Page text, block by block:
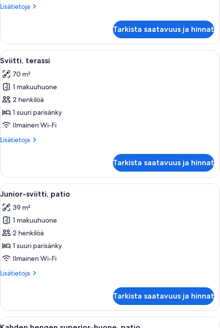
Lisätietoja
Lisätietoja
kylpyamme
Tarkista saatavuus ja hinnat
Avaa
kaikki
huonetyypin
Sviitti,
terassi
kuvat
Moderni makuuhuone, jossa on
10
Sviitti, terassi
70 m²
1 makuuhuone
2 henkilöä
1 suuri parisänky
Ilmainen Wi-Fi
Lisätietoja
Lisätietoja
Tarkista saatavuus ja hinnat
Avaa
kaikki
huonetyypin
Junior-
sviitti,
patio
kuvat
Hotellihuone, jossa on sänky,
10
Junior-sviitti, patio
39 m²
1 makuuhuone
2 henkilöä
1 suuri parisänky
Ilmainen Wi-Fi
Lisätietoja
Lisätietoja
patio
Tarkista saatavuus ja hinnat
Avaa
Kompakti hotellihuone, jossa on
9